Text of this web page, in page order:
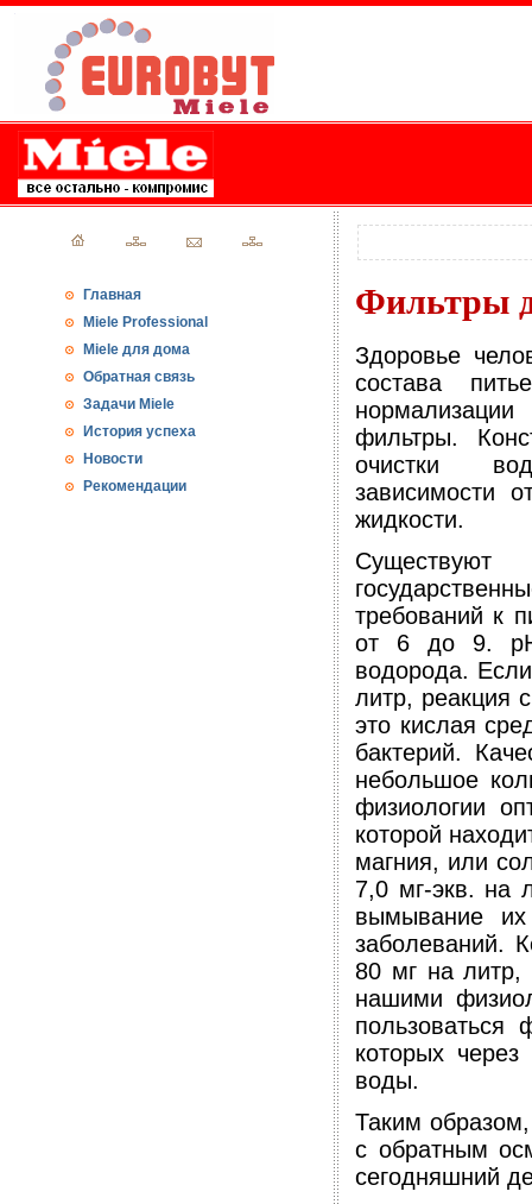
Главная
Miele Professional
Miele для дома
Обратная связь
Задачи Miele
История успеха
Новости
Рекомендации
Фильтры
Здоровье
состава
фильтры.
очистки
зависимости
жидкости.
требований к
от 6 до 9. рН
водорода.
литр, реакция
это кислая
бактерий.
небольшое
физиологии
которой
магния, или
7,0 мг-экв. на
вымывание
заболеваний.
80 мг на литр,
нашими
которых
воды.
Таким
с обратным
сегодняшний